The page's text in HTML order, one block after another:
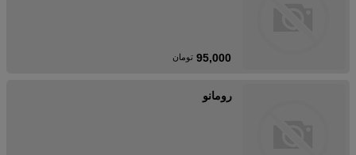
95,000 تومان
رومانو